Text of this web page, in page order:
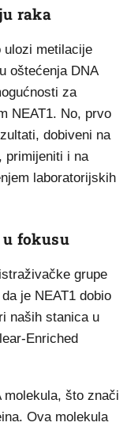
raka
ulozi metilacije
oštećenja DNA
za
NEAT1. No, prvo
dobiveni na
primijeniti i na
laboratorijskih
u fokusu
grupe
je NEAT1 dobio
naših stanica u
Enriched
molekula, što znači
Ova molekula